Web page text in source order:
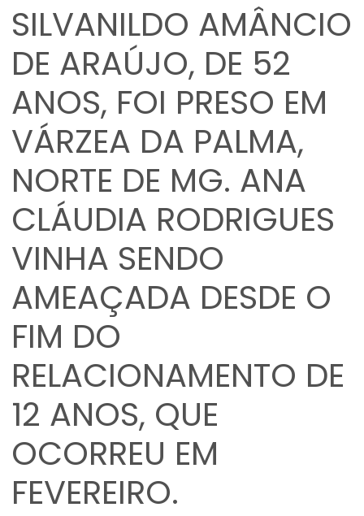
SILVANILDO AMÂNCIO
DE ARAÚJO, DE 52
ANOS, FOI PRESO EM
VÁRZEA DA PALMA,
NORTE DE MG. ANA
CLÁUDIA RODRIGUES
VINHA SENDO
AMEAÇADA DESDE O
FIM DO
RELACIONAMENTO DE
12 ANOS, QUE
OCORREU EM
FEVEREIRO.